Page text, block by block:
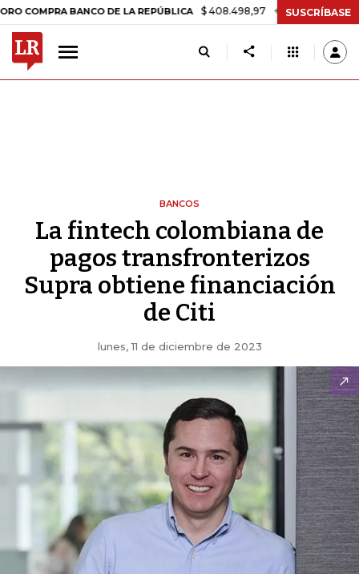
BANCO DE LA REPÚBLICA $ 408.498,97 +$ 8.753,81 +2,19%
SUSCRÍBASE
BANCOS
La fintech colombiana de
pagos transfronterizos
Supra obtiene financiación
de Citi
lunes, 11 de diciembre de 2023